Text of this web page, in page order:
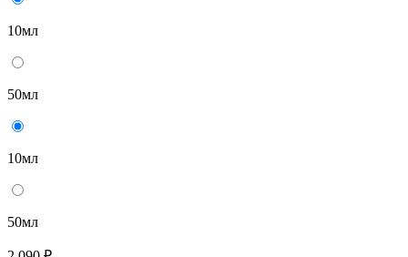
10мл
50мл
10мл
50мл